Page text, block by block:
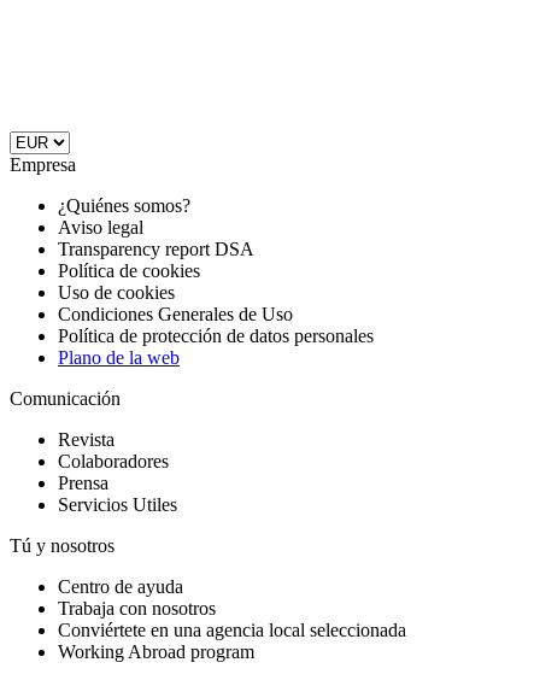
Empresa
¿Quiénes somos?
Aviso legal
Transparency report DSA
Política de cookies
Uso de cookies
Condiciones Generales de Uso
Política de protección de datos personales
Plano de la web
Comunicación
Revista
Colaboradores
Prensa
Servicios Utiles
Tú y nosotros
Centro de ayuda
Trabaja con nosotros
Conviértete en una agencia local seleccionada
Working Abroad program